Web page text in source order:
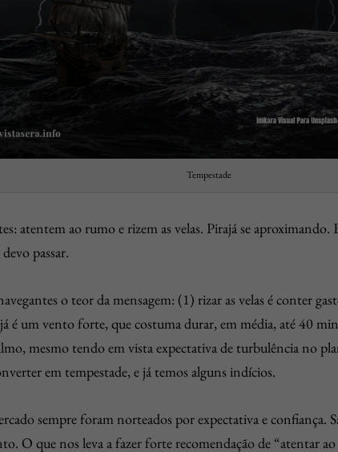
Tempestade
atentem ao rumo e rizem as velas. Pirajá se aproximando.
passar.
o teor da mensagem: (1) rizar as velas é conter
é um vento forte, que costuma durar, em média, até 40
mesmo tendo em vista expectativa de turbulência no
em tempestade, e já temos alguns indícios.
sempre foram norteados por expectativa e confiança.
O que nos leva a fazer forte recomendação de “atentar ao